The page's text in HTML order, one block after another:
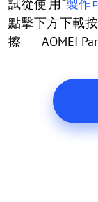
試從使用“製作
點擊下方下載
擦——AOMEI